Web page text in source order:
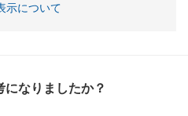
示について
になりましたか？